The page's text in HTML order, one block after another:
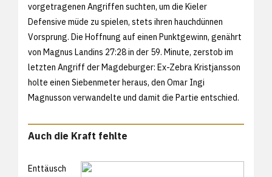
vorgetragenen Angriffen suchten, um die Kieler
Defensive müde zu spielen, stets ihren hauchdünnen
Vorsprung. Die Hoffnung auf einen Punktgewinn, genährt
von Magnus Landins 27:28 in der 59. Minute, zerstob im
letzten Angriff der Magdeburger: Ex-Zebra Kristjansson
holte einen Siebenmeter heraus, den Omar Ingi
Magnusson verwandelte und damit die Partie entschied.
Auch die Kraft fehlte
Enttäusch